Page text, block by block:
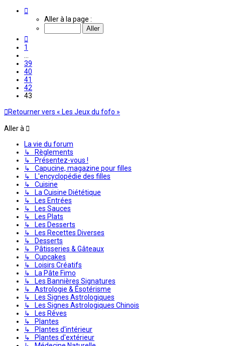
Aller à la page :
1
39
40
41
42
43
Retourner vers « Les Jeux du fofo »
Aller à
La vie du forum
↳ Règlements
↳ Présentez-vous !
↳ Capucine, magazine pour filles
↳ L'encyclopédie des filles
↳ Cuisine
↳ La Cuisine Diététique
↳ Les Entrées
↳ Les Sauces
↳ Les Plats
↳ Les Desserts
↳ Les Recettes Diverses
↳ Desserts
↳ Pâtisseries & Gâteaux
↳ Cupcakes
↳ Loisirs Créatifs
↳ La Pâte Fimo
↳ Les Bannières Signatures
↳ Astrologie & Ésotérisme
↳ Les Signes Astrologiques
↳ Les Signes Astrologiques Chinois
↳ Les Rêves
↳ Plantes
↳ Plantes d'intérieur
↳ Plantes d'extérieur